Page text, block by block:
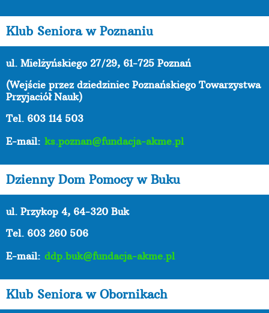
Klub Seniora w Poznaniu
ul. Mielżyńskiego 27/29, 61-725 Poznań
(Wejście przez dziedziniec Poznańskiego Towarzystwa
Przyjaciół Nauk)
Tel. 603 114 503
E-mail: ks.poznan@fundacja-akme.pl
Dzienny Dom Pomocy w Buku
ul. Przykop 4, 64-320 Buk
Tel. 603 260 506
E-mail: ddp.buk@fundacja-akme.pl
Klub Seniora w Obornikach